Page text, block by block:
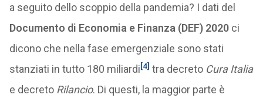
a seguito dello scoppio della pandemia? I dati del
Documento di Economia e Finanza (DEF) 2020ci
dicono che nella fase emergenziale sono stati
stanziati in tutto 180 miliardi[4] tra decreto Cura Italia
e decreto Rilancio. Di questi, la maggior parte è